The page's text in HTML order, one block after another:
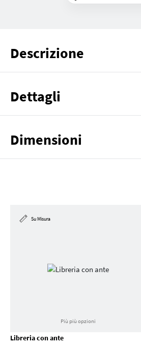
Descrizione
Dettagli
Dimensioni
Su Misura
Più più opzioni
Libreria con ante